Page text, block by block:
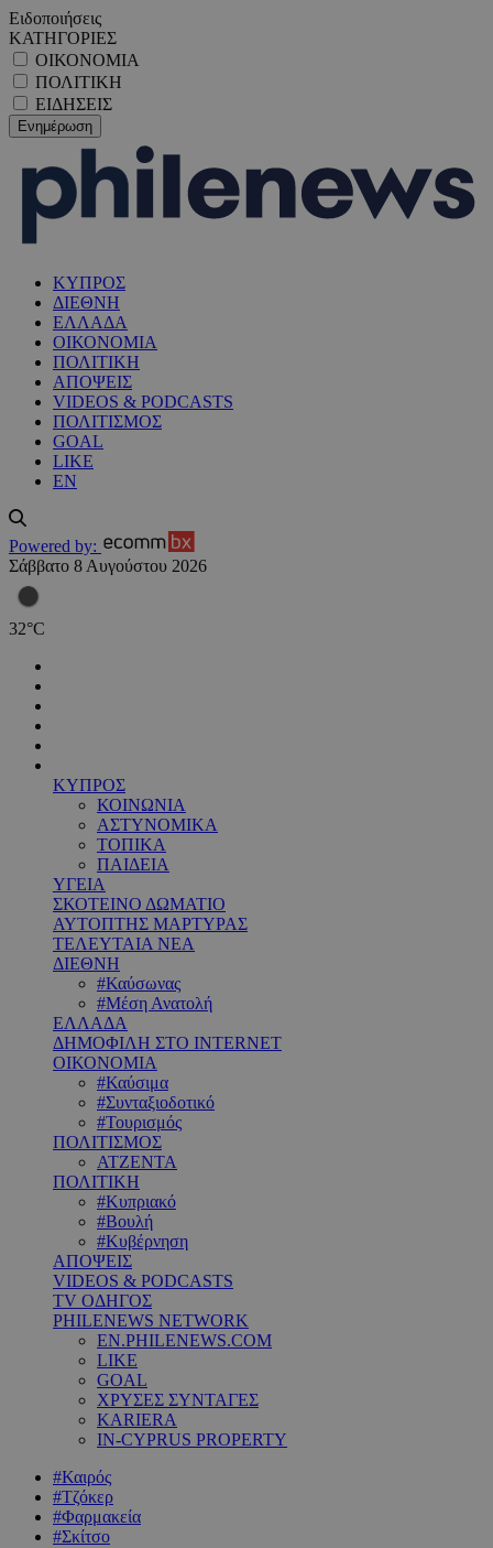
Ειδοποιήσεις
ΚΑΤΗΓΟΡΙΕΣ
ΟΙΚΟΝΟΜΙΑ
ΠΟΛΙΤΙΚΗ
ΕΙΔΗΣΕΙΣ
ΚΥΠΡΟΣ
ΔΙΕΘΝΗ
ΕΛΛΑΔΑ
ΟΙΚΟΝΟΜΙΑ
ΠΟΛΙΤΙΚΗ
ΑΠΟΨΕΙΣ
VIDEOS & PODCASTS
ΠΟΛΙΤΙΣΜΟΣ
GOAL
LIKE
EN
Powered by:
Σάββατο 8 Αυγούστου 2026
32°C
ΚΥΠΡΟΣ
ΚΟΙΝΩΝΙΑ
ΑΣΤΥΝΟΜΙΚΑ
ΤΟΠΙΚΑ
ΠΑΙΔΕΙΑ
ΥΓΕΙΑ
ΣΚΟΤΕΙΝΟ ΔΩΜΑΤΙΟ
ΑΥΤΟΠΤΗΣ ΜΑΡΤΥΡΑΣ
ΤΕΛΕΥΤΑΙΑ ΝΕΑ
ΔΙΕΘΝΗ
#Καύσωνας
#Μέση Ανατολή
ΕΛΛΑΔΑ
ΔΗΜΟΦΙΛΗ ΣΤΟ INTERNET
ΟΙΚΟΝΟΜΙΑ
#Καύσιμα
#Συνταξιοδοτικό
#Τουρισμός
ΠΟΛΙΤΙΣΜΟΣ
ΑΤΖΕΝΤΑ
ΠΟΛΙΤΙΚΗ
#Κυπριακό
#Βουλή
#Κυβέρνηση
ΑΠΟΨΕΙΣ
VIDEOS & PODCASTS
TV ΟΔΗΓΟΣ
PHILENEWS NETWORK
EN.PHILENEWS.COM
LIKE
GOAL
ΧΡΥΣΕΣ ΣΥΝΤΑΓΕΣ
KARIERA
IN-CYPRUS PROPERTY
#Καιρός
#Τζόκερ
#Φαρμακεία
#Σκίτσο